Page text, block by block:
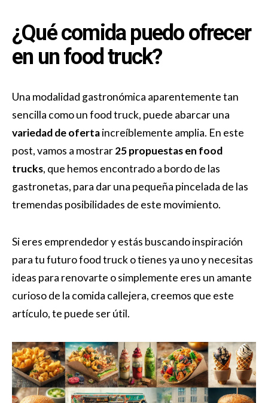
¿Qué comida puedo ofrecer
en un food truck?
Una modalidad gastronómica aparentemente tan
sencilla como un food truck, puede abarcar una
variedad de ofertaincreíblemente amplia. En este
post, vamos a mostrar25 propuestas en food
trucks, que hemos encontrado a bordo de las
gastronetas, para dar una pequeña pincelada de las
tremendas posibilidades de este movimiento.
Si eres emprendedor y estás buscando inspiración
para tu futuro food truck o tienes ya uno y necesitas
ideas para renovarte o simplemente eres un amante
curioso de la comida callejera, creemos que este
artículo, te puede ser útil.